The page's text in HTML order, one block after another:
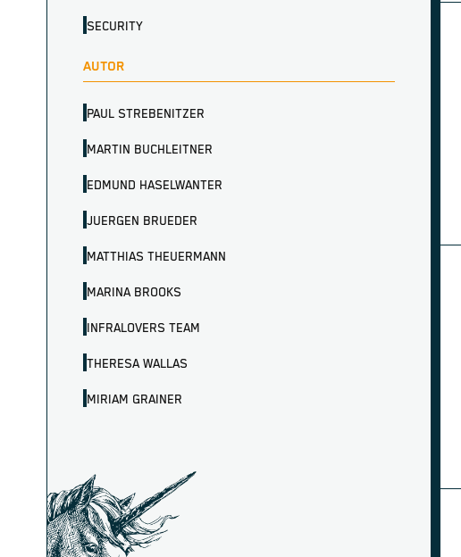
SECURITY
AUTOR
PAUL STREBENITZER
MARTIN BUCHLEITNER
EDMUND HASELWANTER
JUERGEN BRUEDER
MATTHIAS THEUERMANN
MARINA BROOKS
INFRALOVERS TEAM
THERESA WALLAS
MIRIAM GRAINER